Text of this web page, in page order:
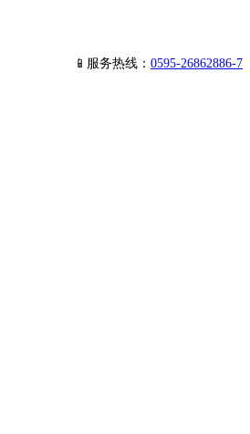
📱服务热线： 0595-26862886-7